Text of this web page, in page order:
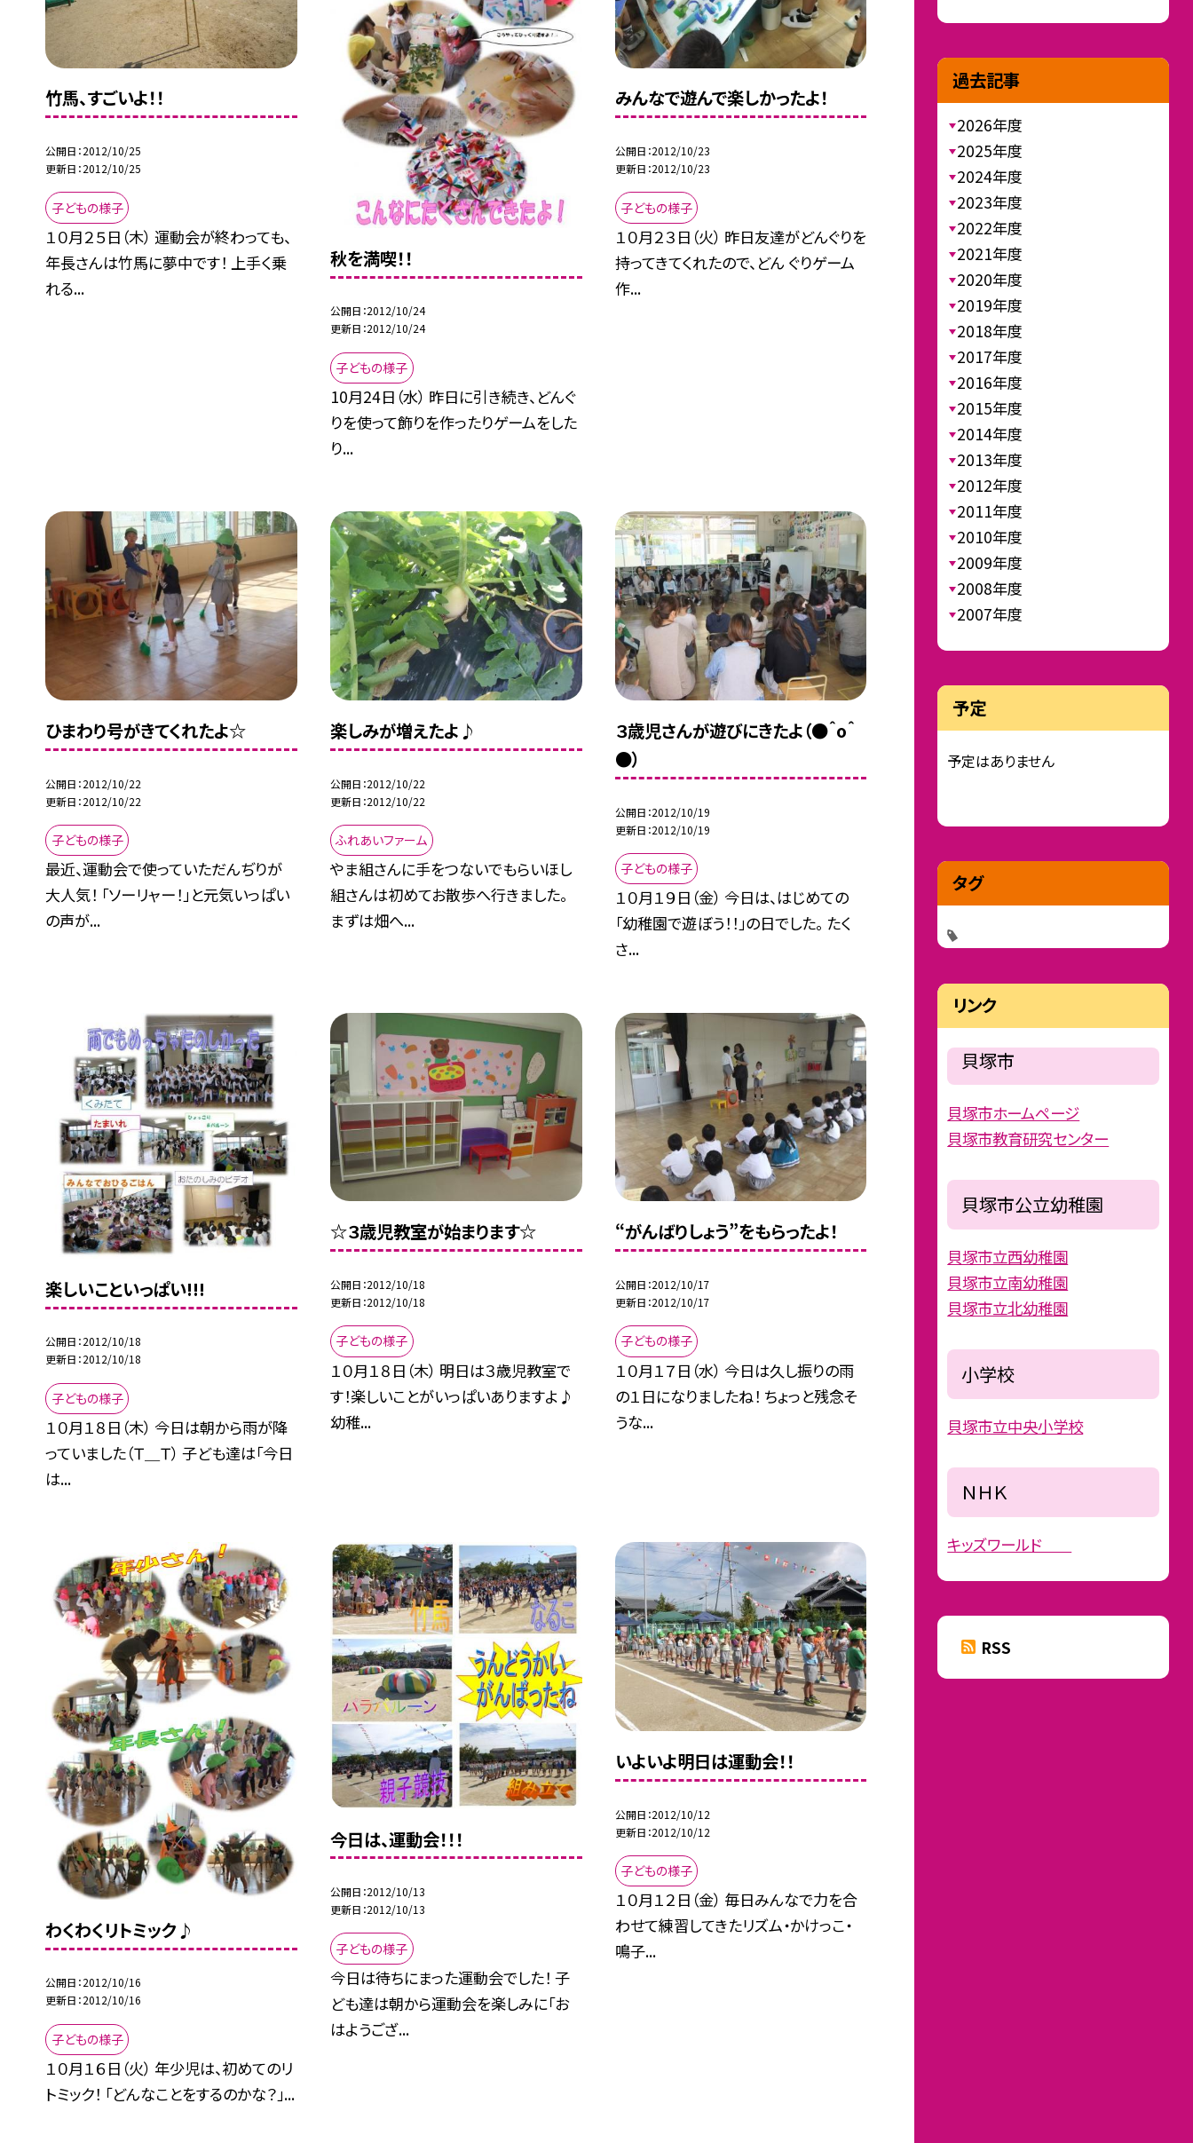
竹馬、すごいよ！！
公開日 2012/10/25
更新日 2012/10/25
子どもの様子
１０月２５日（木） 運動会が終わっても、
年長さんは竹馬に夢中です！ 上手く乗
れる...
秋を満喫！！
公開日 2012/10/24
更新日 2012/10/24
子どもの様子
10月24日（水） 昨日に引き続き、どんぐ
りを使って飾りを作ったりゲームをした
り...
みんなで遊んで楽しかったよ！
公開日 2012/10/23
更新日 2012/10/23
子どもの様子
１０月２３日（火） 昨日友達がどんぐりを
持ってきてくれたので、どん ぐりゲーム
作...
ひまわり号がきてくれたよ☆
公開日 2012/10/22
更新日 2012/10/22
子どもの様子
最近、運動会で使っていただんぢりが
大人気！ 「ソーリャー！」と元気いっぱい
の声が...
楽しみが増えたよ♪
公開日 2012/10/22
更新日 2012/10/22
ふれあいファーム
やま組さんに手をつないでもらいほし
組さんは初めてお散歩へ行きました。
まずは畑へ...
３歳児さんが遊びにきたよ（●＾o＾
●）
公開日 2012/10/19
更新日 2012/10/19
子どもの様子
１０月１９日（金） 今日は、はじめての
「幼稚園で遊ぼう！！」の日でした。 たく
さ...
楽しいこといっぱい!!!
公開日 2012/10/18
更新日 2012/10/18
子どもの様子
１０月１８日（木） 今日は朝から雨が降
っていました（Ｔ＿Ｔ） 子ども達は「今日
は...
☆３歳児教室が始まります☆
公開日 2012/10/18
更新日 2012/10/18
子どもの様子
１０月１８日（木） 明日は３歳児教室で
す！楽しいことがいっぱいありますよ♪
幼稚...
“がんばりしょう”をもらったよ！
公開日 2012/10/17
更新日 2012/10/17
子どもの様子
１０月１７日（水） 今日は久し振りの雨
の１日になりましたね！ ちょっと残念そ
うな...
わくわくリトミック♪
公開日 2012/10/16
更新日 2012/10/16
子どもの様子
１０月１６日（火） 年少児は、初めてのリ
トミック！ 「どんなことをするのかな？」...
今日は、運動会！！！
公開日 2012/10/13
更新日 2012/10/13
子どもの様子
今日は待ちにまった運動会でした！ 子
ども達は朝から運動会を楽しみに「お
はようござ...
いよいよ明日は運動会！！
公開日 2012/10/12
更新日 2012/10/12
子どもの様子
１０月１２日（金） 毎日みんなで力を合
わせて練習してきたリズム・かけっこ・
鳴子...
過去記事
2026年度
2025年度
2024年度
2023年度
2022年度
2021年度
2020年度
2019年度
2018年度
2017年度
2016年度
2015年度
2014年度
2013年度
2012年度
2011年度
2010年度
2009年度
2008年度
2007年度
予定
予定はありません
タグ
リンク
貝塚市
貝塚市ホームページ
貝塚市教育研究センター
貝塚市公立幼稚園
貝塚市立西幼稚園
貝塚市立南幼稚園
貝塚市立北幼稚園
小学校
貝塚市立中央小学校
ＮＨＫ
キッズワールド
RSS